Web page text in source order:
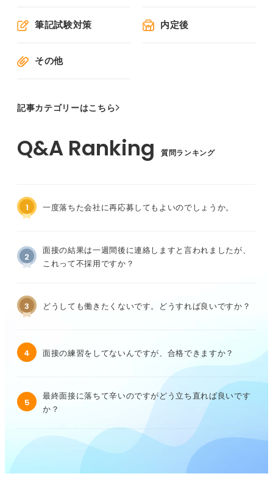
筆記試験対策 内定後
その他
記事カテゴリーはこちら
質問ランキング
1 一度落ちた会社に再応募してもよいのでしょうか。
2
面接の結果は一週間後に連絡しますと言われましたが、
これって不採用ですか？
3 どうしても働きたくないです。どうすれば良いですか？
4 面接の練習をしてないんですが、合格できますか？
5
最終面接に落ちて辛いのですがどう立ち直れば良いです
か？